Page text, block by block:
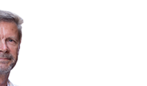
Nordsjælland og porten til resten af
beliggende ved den smalleste del af
ligger Helsingborg (ca. 130.000 mennesker,
afgange via bilfærge samt passagerfærge